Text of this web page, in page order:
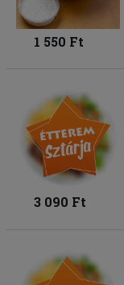
1 550 Ft
3 090 Ft